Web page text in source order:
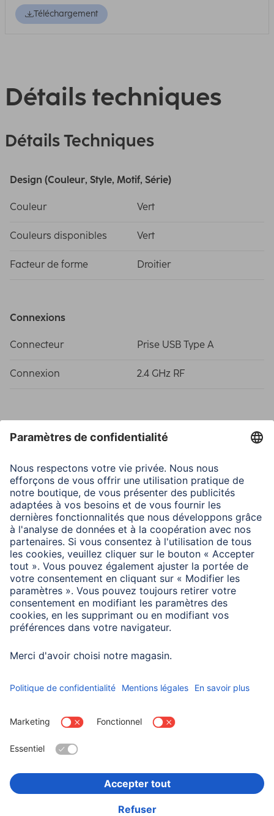
Téléchargement
Détails techniques
Détails Techniques
Design (Couleur, Style, Motif, Série)
Couleur Vert
Couleurs disponibles Vert
Facteur de forme Droitier
Connexions
Connecteur Prise USB Type A
Connexion 2.4 GHz RF
Durée de vie des switchs 5 Mio. Clicks
Configuration minimale requise
Windows 11/10 : toutes les fonctions sont utilisables ;
touche Assist : version actuelle de Windows 11 et
application Microsoft Copilot installée
Informations institutionnelles
Confidentialité et Securité